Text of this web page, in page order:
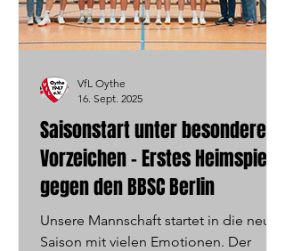
Saisonstart unter besonderen
Vorzeichen – Erstes Heimspiel
gegen den BBSC Berlin
Unsere Mannschaft startet in die neue
Saison mit vielen Emotionen. Der
VfL Oythe
16. Sept. 2025